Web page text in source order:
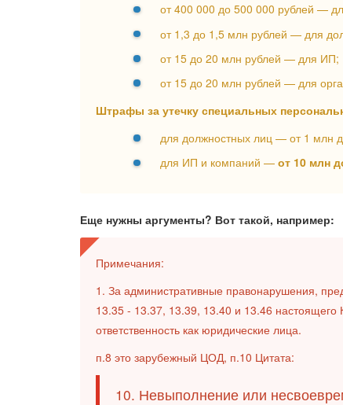
от 400 000 до 500 000 рублей —
от 1,3 до 1,5 млн рублей — для
от 15 до 20 млн рублей — для ИП;
от 15 до 20 млн рублей — для
Штрафы за утечку специальных
для должностных лиц — от 1 млн
для ИП и компаний — от 10 млн
Еще нужны аргументы? Вот такой, например:
Примечания:
1. За административные правонарушения,
13.35 - 13.37, 13.39, 13.40 и 13.46 настоящего
ответственность как юридические лица.
п.8 это зарубежный ЦОД, п.10 Цитата:
10. Невыполнение или